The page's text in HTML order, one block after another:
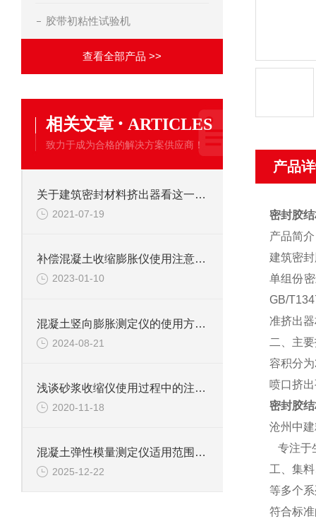
胶带初粘性试验机
查看全部产品 >>
相关文章 · ARTICLES
致力于成为合格的解决方案供应商！
关于建筑密封材料挤出器看这一篇就够了
2021-07-19
补偿混凝土收缩膨胀仪使用注意事项说明
2023-01-10
混凝土竖向膨胀测定仪的使用方法详解
2024-08-21
浅谈砂浆收缩仪使用过程中的注意事项
2020-11-18
混凝土弹性模量测定仪适用范围全面解析
2025-12-22
产品
密封胶
产品简介
建筑密
单组份
GB/
准挤出
二、主
容积分
喷口挤
密封胶
沧州中
专注于
工、集
等多个
符合标